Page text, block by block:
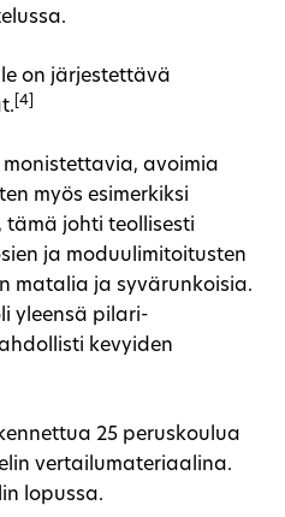
on järjestettävä
[4]
avoimia
myös esimerkiksi
tämä johti teollisesti
ja moduulimitoitusten
matalia ja syvärunkoisia.
yleensä pilari-
kevyiden
25 peruskoulua
vertailumateriaalina.
lopussa.